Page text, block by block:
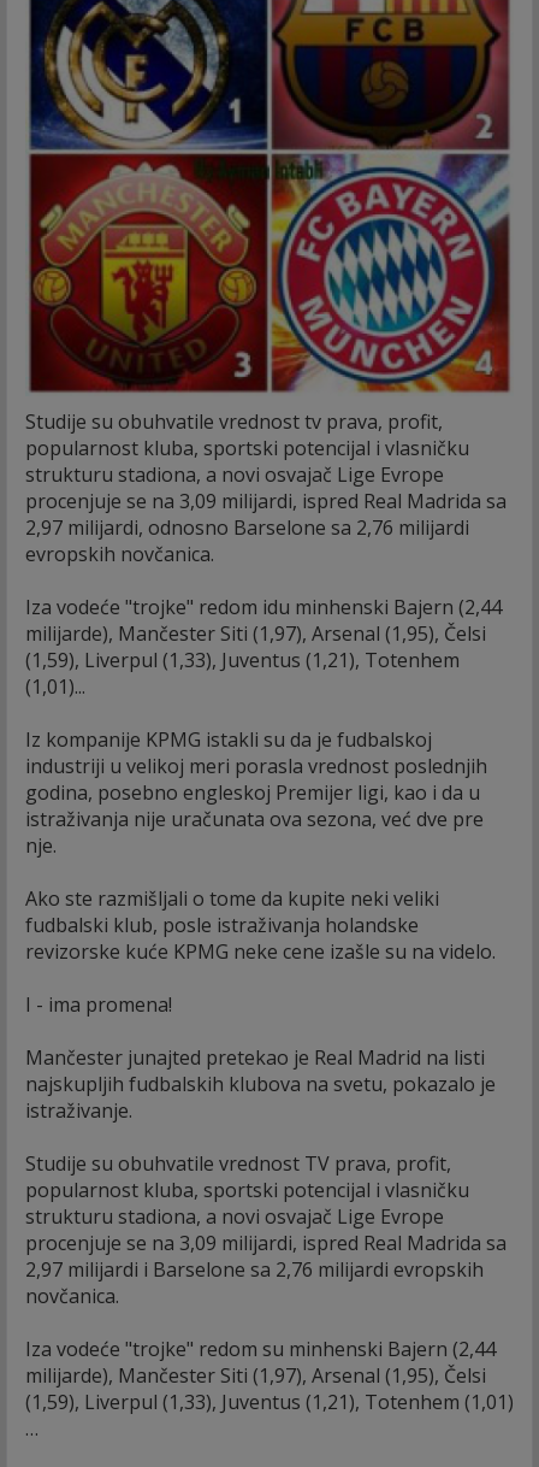
Studije su obuhvatile vrednost tv prava, profit,
popularnost kluba, sportski potencijal i vlasničku
strukturu stadiona, a novi osvajač Lige Evrope
procenjuje se na 3,09 milijardi, ispred Real Madrida sa
2,97 milijardi, odnosno Barselone sa 2,76 milijardi
evropskih novčanica.
Iza vodeće "trojke" redom idu minhenski Bajern (2,44
milijarde), Mančester Siti (1,97), Arsenal (1,95), Čelsi
(1,59), Liverpul (1,33), Juventus (1,21), Totenhem
(1,01)...
Iz kompanije KPMG istakli su da je fudbalskoj
industriji u velikoj meri porasla vrednost poslednjih
godina, posebno engleskoj Premijer ligi, kao i da u
istraživanja nije uračunata ova sezona, već dve pre
nje.
Ako ste razmišljali o tome da kupite neki veliki
fudbalski klub, posle istraživanja holandske
revizorske kuće KPMG neke cene izašle su na videlo.
I - ima promena!
Mančester junajted pretekao je Real Madrid na listi
najskupljih fudbalskih klubova na svetu, pokazalo je
istraživanje.
Studije su obuhvatile vrednost TV prava, profit,
popularnost kluba, sportski potencijal i vlasničku
strukturu stadiona, a novi osvajač Lige Evrope
procenjuje se na 3,09 milijardi, ispred Real Madrida sa
2,97 milijardi i Barselone sa 2,76 milijardi evropskih
novčanica.
Iza vodeće "trojke" redom su minhenski Bajern (2,44
milijarde), Mančester Siti (1,97), Arsenal (1,95), Čelsi
(1,59), Liverpul (1,33), Juventus (1,21), Totenhem (1,01)
…